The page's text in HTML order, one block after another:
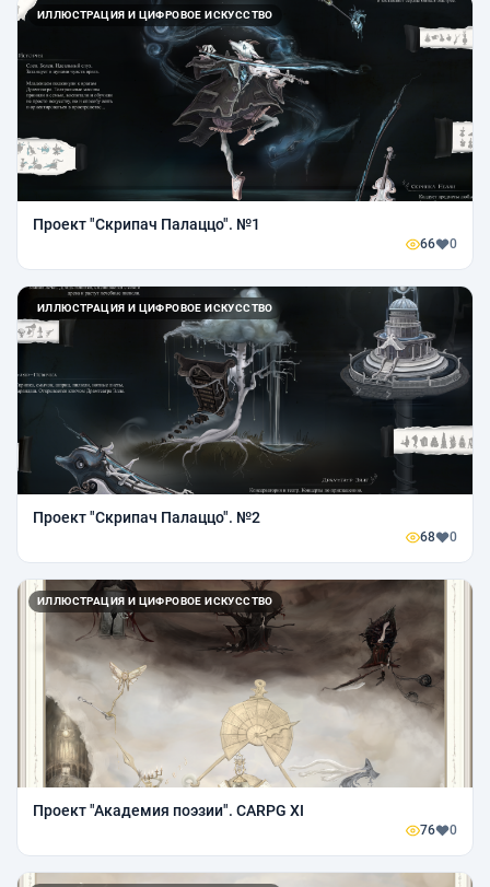
ИЛЛЮСТРАЦИЯ И ЦИФРОВОЕ ИСКУССТВО
Проект "Скрипач Палаццо". №1
66 0
ИЛЛЮСТРАЦИЯ И ЦИФРОВОЕ ИСКУССТВО
Проект "Скрипач Палаццо". №2
68 0
ИЛЛЮСТРАЦИЯ И ЦИФРОВОЕ ИСКУССТВО
Проект "Академия поэзии". CARPG XI
76 0